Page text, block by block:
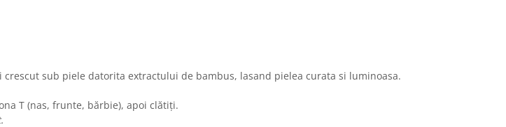
sub piele datorita extractului de bambus, lasand pielea curata si luminoasa.
T (nas, frunte, bărbie), apoi clătiți.